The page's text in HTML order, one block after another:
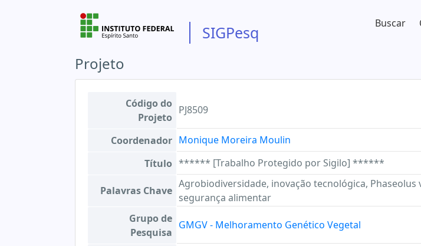
SIGPesq Buscar
Projeto
Código do
Projeto
PJ8509
Coordenador Monique Moreira Moulin
Título ****** [Trabalho Protegido por Sigilo] ******
Palavras Chave
Agrobiodiversidade, inovação tecnológica,
segurança alimentar
Grupo de
Pesquisa
GMGV - Melhoramento Genético Vegetal